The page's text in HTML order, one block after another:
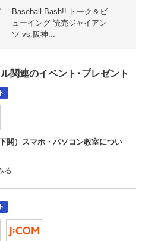
Baseball Bash!! トーク＆ビ
ューイング 読売ジャイアン
ツ vs.阪神...
関連のイベント･プレゼント
関）スマホ・パソコン教室につい
る